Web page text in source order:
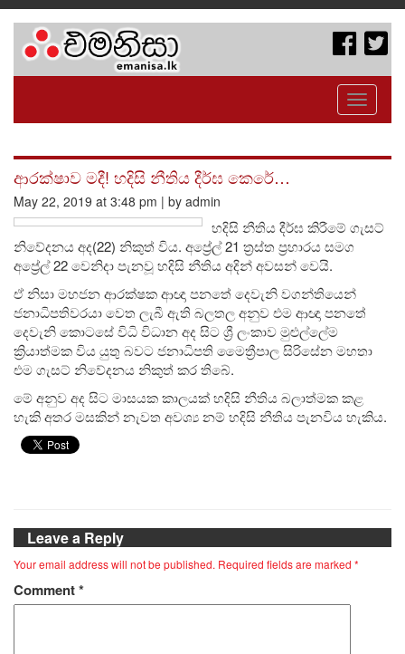
Toggle
ආරක්ෂාව මදී! හදිසි නීතිය දීර්ඝ කෙරේ…
May 22, 2019 at 3:48 pm | by admin
හදිසි නීතිය දීර්ඝ කිරීමේ ගැසට්
නිවේදනය අද(22) නිකුත් විය. අප්‍රේල් 21 ත්‍රස්ත ප්‍රහාරය සමග
අප්‍රේල් 22 වෙනිදා පැනවූ හදිසි නීතිය අදින් අවසන් වෙයි.
ඒ නිසා මහජන ආරක්ෂක ආඥා පනතේ දෙවැනි වගන්තියෙන්
ජනාධිපතිවරයා වෙත ලැබී ඇති බලතල අනුව එම ආඥා පනතේ
දෙවැනි කොටසේ විධි විධාන අද සිට ශ්‍රී ලංකාව මුළුල්ලේම
ක්‍රියාත්මක විය යුතු බවට ජනාධිපති මෛත්‍රීපාල සිරිසේන මහතා
එම ගැසට් නිවේදනය නිකුත් කර තිබේ.
මේ අනුව අද සිට මාසයක කාලයක් හදිසි නීතිය බලාත්මක කළ
හැකි අතර මසකින් නැවත අවශ්‍ය නම් හදිසි නීතිය පැනවිය හැකිය.
Leave a Reply
Your email address will not be published. Required fields are marked *
Comment*